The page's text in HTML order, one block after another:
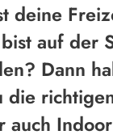
deine
auf der
Dann
die
auch